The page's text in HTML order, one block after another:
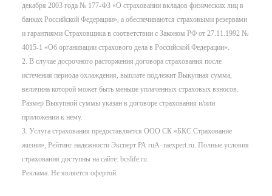
декабря 2003 года № 177-ФЗ «О страховании вкладов физических лиц в
банках Российской Федерации», а обеспечиваются страховыми резервами
и гарантиями Страховщика в соответствии с Законом РФ от 27.11.1992 №
4015-1 «Об организации страхового дела в Российской Федерации».
2. В случае досрочного расторжения договора страхования после
истечения периода охлаждения, выплате подлежит Выкупная сумма,
величина которой может быть меньше уплаченных страховых взносов.
Размер Выкупной суммы указан в договоре страхования и/или
приложении к нему.
3. Услуга страхования предоставляется ООО СК «БКС Страхование
жизни», Рейтинг надежности Эксперт РА ruA–raexpert.ru. Полные условия
страхования доступны на сайте: bcslife.ru.
Реклама. Не является офертой.